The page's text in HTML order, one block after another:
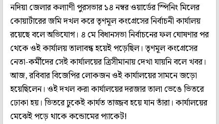
নদিয়া জেলার কল্যাণী পুরসভার ১৪ নম্বর ওয়ার্ডের স্পিনিং মিলের
কোয়ার্টারের জমি দখল করে তৃণমূল কংগ্রেসের নির্বাচনী কার্যালয়
রয়েছে বলে অভিযোগ। ৪ মে বিধানসভা নির্বাচনের ফল ঘোষণার পর
থেকে ওই কার্যালয় তালাবন্ধ হয়েই পড়েছিল। তৃণমূল কংগ্রেসের
নেতা-কর্মীদের সেই কার্যালয়ের ত্রিসীমানায় দেখা যায়নি বলে খবর।
আজ, রবিবার বিজেপির লোকজন ওই কার্যালয়ের সামনে জড়ো
হয়েছিলেন। ওই দখল করা কার্যালয়ের দরজার তালা ভেঙে ভিতরে
ঢোকা হয়। ভিতরে ঢুকেই কার্যত তাজ্জব হয়ে যান তাঁরা। কার্যালয়ের
মেঝেই পড়ে থাকে কন্ডোমের প্যাকেট!